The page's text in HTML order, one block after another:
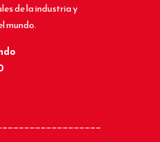
de la industria y
mundo.